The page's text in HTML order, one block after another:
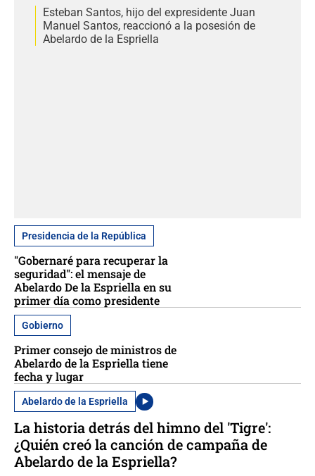
Esteban Santos, hijo del expresidente Juan
Manuel Santos, reaccionó a la posesión de
Abelardo de la Espriella
Presidencia de la República
"Gobernaré para recuperar la
seguridad": el mensaje de
Abelardo De la Espriella en su
primer día como presidente
Gobierno
Primer consejo de ministros de
Abelardo de la Espriella tiene
fecha y lugar
Abelardo de la Espriella
La historia detrás del himno del 'Tigre':
¿Quién creó la canción de campaña de
Abelardo de la Espriella?